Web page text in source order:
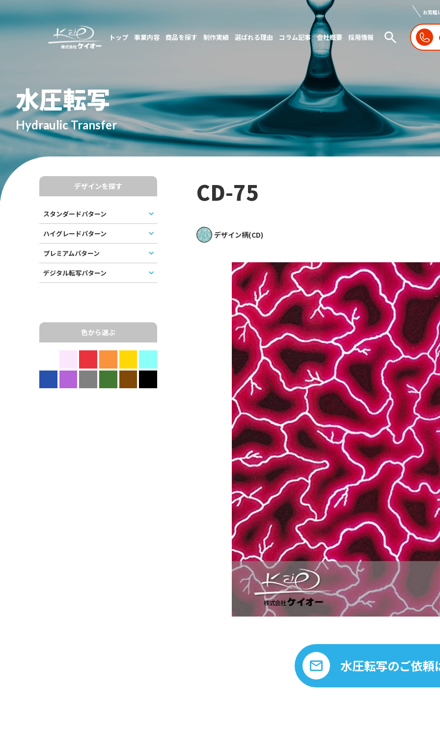
トップ 事業内容 商品を探す 制作実績 選ばれる理由 コラム記事 会社概要 採用情報
お気軽
水圧転写
Hydraulic Transfer
デザインを探す
スタンダードパターン
ハイグレードパターン
プレミアムパターン
デジタル転写パターン
色から選ぶ
CD-75
デザイン柄(CD)
水圧転写のご依頼